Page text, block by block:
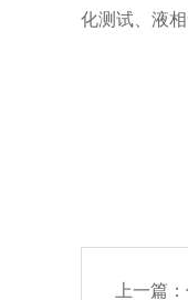
化测试、液
上一篇：